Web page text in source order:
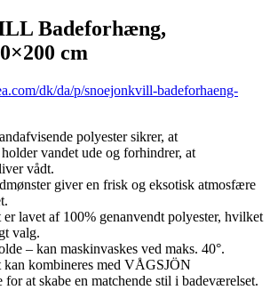
Badeforhæng,
cm
dk/da/p/snoejonkvill-badeforhaeng-
polyester sikrer, at
vandet ude og forhindrer, at
vådt.
giver en frisk og eksotisk atmosfære
lavet af 100% genanvendt polyester, hvilket
valg.
– kan maskinvaskes ved maks. 40°.
kombineres med VÅGSJÖN
at skabe en matchende stil i badeværelset.